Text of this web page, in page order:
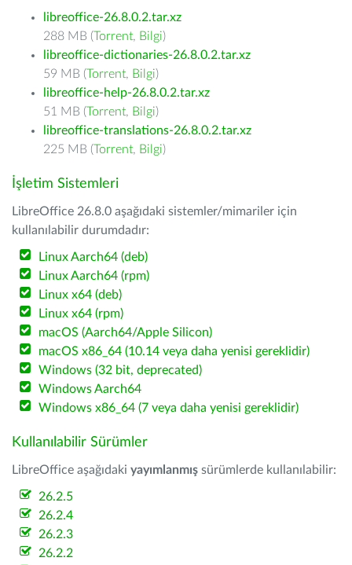
libreoffice-26.8.0.2.tar.xz
288 MB (Torrent, Bilgi)
libreoffice-dictionaries-26.8.0.2.tar.xz
59 MB (Torrent, Bilgi)
libreoffice-help-26.8.0.2.tar.xz
51 MB (Torrent, Bilgi)
libreoffice-translations-26.8.0.2.tar.xz
225 MB (Torrent, Bilgi)
İşletim Sistemleri
LibreOffice 26.8.0 aşağıdaki sistemler/mimariler için
kullanılabilir durumdadır:
Linux Aarch64 (deb)
Linux Aarch64 (rpm)
Linux x64 (deb)
Linux x64 (rpm)
macOS (Aarch64/Apple Silicon)
macOS x86_64 (10.14 veya daha yenisi gereklidir)
Windows (32 bit, deprecated)
Windows Aarch64
Windows x86_64 (7 veya daha yenisi gereklidir)
Kullanılabilir Sürümler
LibreOffice aşağıdaki yayımlanmış sürümlerde kullanılabilir:
26.2.5
26.2.4
26.2.3
26.2.2